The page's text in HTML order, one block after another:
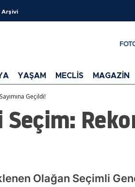
Arşivi
YAŞAM MECLİS MAGAZİN
Geçildi!
Olağan Seçimli